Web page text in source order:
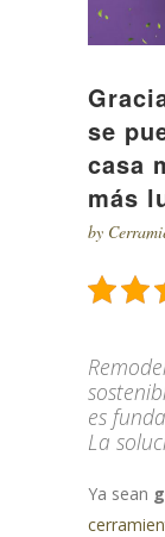
se
casa
más
by
es
La
Ya sean